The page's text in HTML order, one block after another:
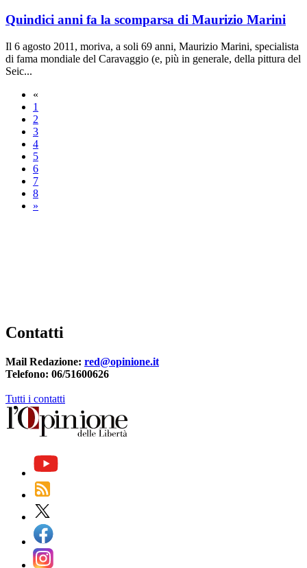
Quindici anni fa la scomparsa di Maurizio Marini
Il 6 agosto 2011, moriva, a soli 69 anni, Maurizio Marini, specialista
di fama mondiale del Caravaggio (e, più in generale, della pittura del
Seic...
«
1
2
3
4
5
6
7
8
»
Contatti
Mail Redazione: red@opinione.it
Telefono: 06/51600626
Tutti i contatti